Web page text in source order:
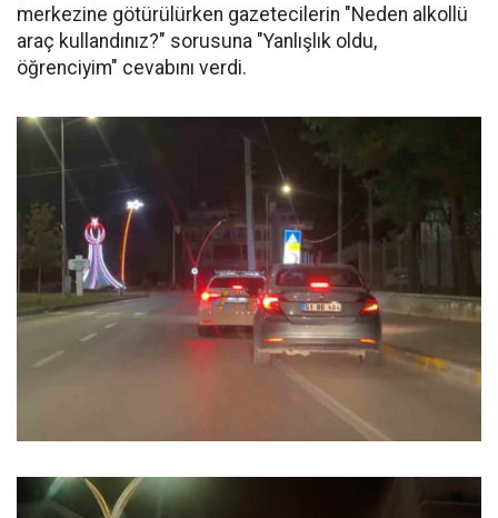
merkezine götürülürken gazetecilerin "Neden alkollü
araç kullandınız?" sorusuna "Yanlışlık oldu,
öğrenciyim" cevabını verdi.